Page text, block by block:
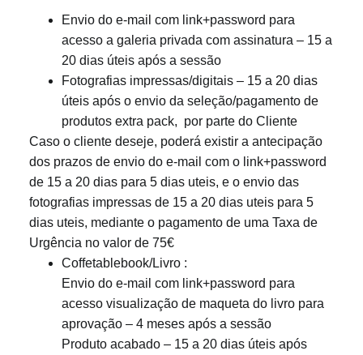
Envio do e-mail com link+password para
acesso a galeria privada com assinatura – 15 a
20 dias úteis após a sessão
Fotografias impressas/digitais – 15 a 20 dias
úteis após o envio da seleção/pagamento de
produtos extra pack, por parte do Cliente
Caso o cliente deseje, poderá existir a antecipação
dos prazos de envio do e-mail com o link+password
de 15 a 20 dias para 5 dias uteis, e o envio das
fotografias impressas de 15 a 20 dias uteis para 5
dias uteis, mediante o pagamento de uma Taxa de
Urgência no valor de 75€
Coffetablebook/Livro :
Envio do e-mail com link+password para
acesso visualização de maqueta do livro para
aprovação – 4 meses após a sessão
Produto acabado – 15 a 20 dias úteis após